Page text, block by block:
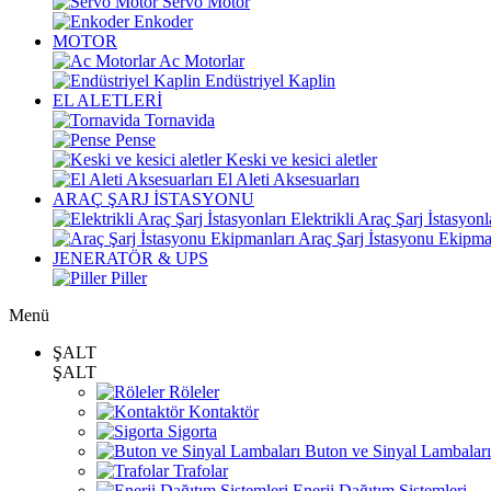
Enkoder
MOTOR
Ac Motorlar
Endüstriyel Kaplin
EL ALETLERİ
Tornavida
Pense
Keski ve kesici aletler
El Aleti Aksesuarları
ARAÇ ŞARJ İSTASYONU
Elektrikli Araç Şarj
Araç Şarj İstasyonu
JENERATÖR & UPS
Piller
Menü
ŞALT
ŞALT
Röleler
Kontaktör
Sigorta
Buton ve Sinyal Lambaları
Trafolar